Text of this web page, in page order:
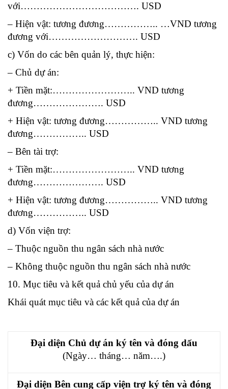
với………………………………. USD
– Hiện vật: tương đương…………….. …VND tương
đương với………………………. USD
c) Vốn do các bên quản lý, thực hiện:
– Chủ dự án:
+ Tiền mặt:…………………….. VND tương
đương…………………. USD
+ Hiện vật: tương đương…………….. VND tương
đương…………….. USD
– Bên tài trợ:
+ Tiền mặt:…………………….. VND tương
đương…………………. USD
+ Hiện vật: tương đương…………….. VND tương
đương…………….. USD
d) Vốn viện trợ:
– Thuộc nguồn thu ngân sách nhà nước
– Không thuộc nguồn thu ngân sách nhà nước
10. Mục tiêu và kết quả chủ yếu của dự án
Khái quát mục tiêu và các kết quả của dự án
Đại diện Chủ dự án ký tên và đóng dấu
(Ngày… tháng… năm….)
Đại diện Bên cung cấp viện trợ ký tên và đóng